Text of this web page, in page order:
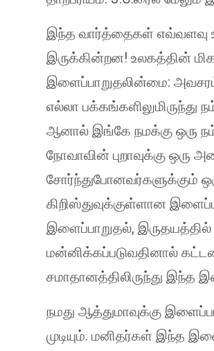
இந்த வார்த்தைகள் எவ்வளவு
இருக்கின்றன! உலகத்தின்
இளைப்பாறுதலின்மை:
எல்லா பக்கங்களிலுமிருந்து
ஆனால் இங்கே நமக்கு ஒரு
நோவாவின் புறாவுக்கு ஒரு
சோர்ந்துபோனவர்களுக்கும்
கிறிஸ்துவுக்குள்ளான
இளைப்பாறுதல்,
மன்னிக்கப்படுவதினால்
சமாதானத்திலிருந்து இந்த
நமது ஆத்துமாவுக்கு
முடியும். மனிதர்கள் இந்த